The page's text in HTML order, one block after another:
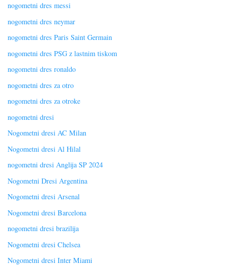
nogometni dres messi
nogometni dres neymar
nogometni dres Paris Saint Germain
nogometni dres PSG z lastnim tiskom
nogometni dres ronaldo
nogometni dres za otro
nogometni dres za otroke
nogometni dresi
Nogometni dresi AC Milan
Nogometni dresi Al Hilal
nogometni dresi Anglija SP 2024
Nogometni Dresi Argentina
Nogometni dresi Arsenal
Nogometni dresi Barcelona
nogometni dresi brazilija
Nogometni dresi Chelsea
Nogometni dresi Inter Miami